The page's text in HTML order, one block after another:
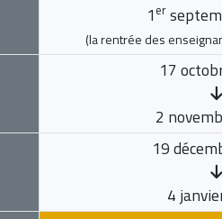
1 er
(la rentrée des
17
2
19
4